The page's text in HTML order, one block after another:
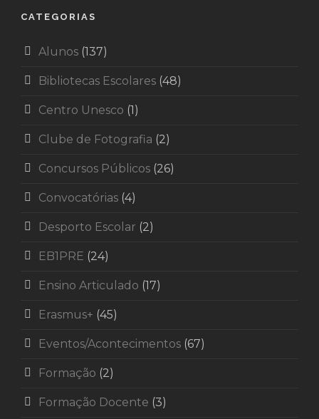
CATEGORIAS
Alunos (137)
Bibliotecas Escolares (48)
Centro Unesco (1)
Clube de Fotografia (2)
Concursos Públicos (26)
Convocatórias (4)
Desporto Escolar (2)
EB1PRE (24)
Ensino Articulado (17)
Erasmus+ (45)
Eventos/Acontecimentos (67)
Formação (2)
Formação Docente (3)